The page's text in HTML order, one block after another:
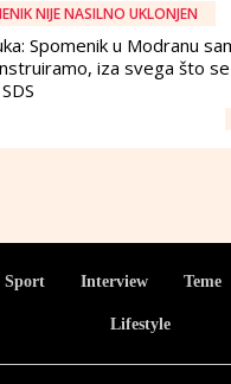
NIJE NASILNO UKLONJEN
Spomenik u Modranu
iza svega što
Sport Interview Teme
Lifestyle